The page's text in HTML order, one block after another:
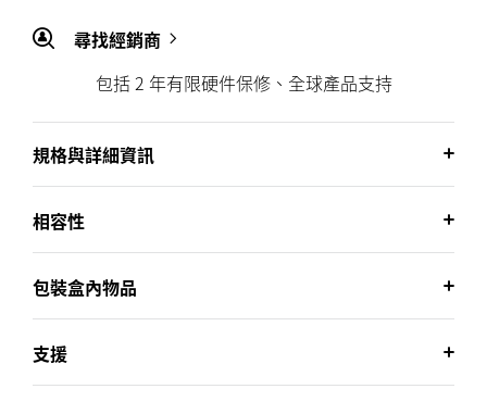
尋找經銷商
包括 2 年有限硬件保修、全球產品支持
規格與詳細資訊
相容性
包裝盒內物品
支援